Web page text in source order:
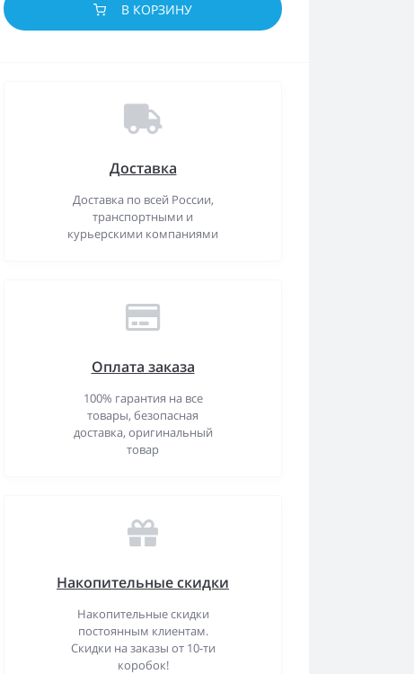
В КОРЗИНУ
Доставка
Доставка по всей России,
транспортными и
курьерскими компаниями
Оплата заказа
100% гарантия на все
товары, безопасная
доставка, оригинальный
товар
Накопительные скидки
Накопительные скидки
постоянным клиентам.
Скидки на заказы от 10-ти
коробок!